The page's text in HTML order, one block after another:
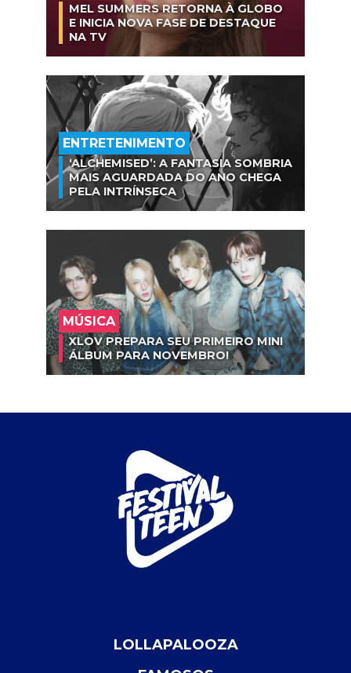
MEL SUMMERS RETORNA À GLOBO
E INICIA NOVA FASE DE DESTAQUE
NA TV
ENTRETENIMENTO
‘ALCHEMISED’: A FANTASIA SOMBRIA
MAIS AGUARDADA DO ANO CHEGA
PELA INTRÍNSECA
MÚSICA
XLOV PREPARA SEU PRIMEIRO MINI
ÁLBUM PARA NOVEMBRO!
LOLLAPALOOZA